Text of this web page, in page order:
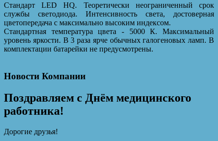
Стандарт LED HQ. Теоретически неограниченный срок
службы светодиода. Интенсивность света, достоверная
цветопередача с максимально высоким индексом.
Стандартная температура цвета - 5000 К. Максимальный
уровень яркости. В 3 раза ярче обычных галогеновых ламп. В
комплектации батарейки не предусмотрены.
Новости Компании
Поздравляем с Днём медицинского
работника!
Дорогие друзья!